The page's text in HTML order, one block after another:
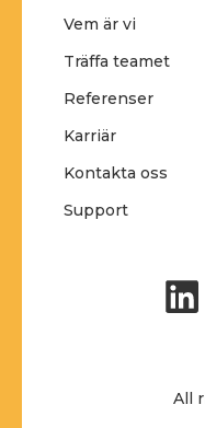
Vem är vi
Träffa teamet
Referenser
Karriär
Kontakta oss
Support
All